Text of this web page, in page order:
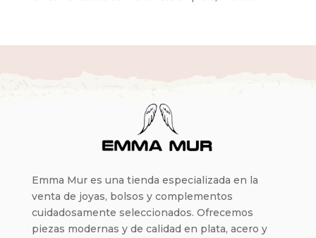
Emma Mur es una tienda especializada en la
venta de joyas, bolsos y complementos
cuidadosamente seleccionados. Ofrecemos
piezas modernas y de calidad en plata, acero y